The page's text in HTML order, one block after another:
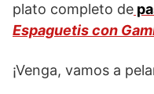
plato completo de
Espaguetis con
¡Venga, vamos a